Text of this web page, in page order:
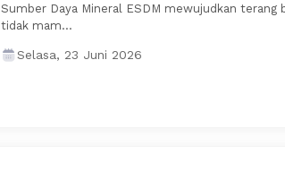
Sumber Daya Mineral ESDM mewujudkan terang
tidak mam...
Selasa, 23 Juni 2026